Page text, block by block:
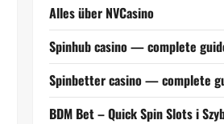
Alles über NVCasino
Spinhub casino — complete
Spinbetter casino — complete
BDM Bet – Quick Spin Slots i